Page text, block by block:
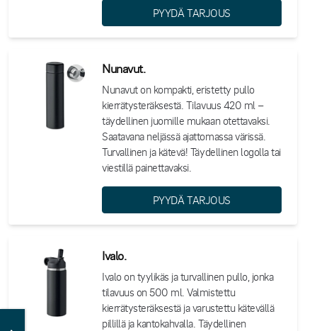
PYYDÄ TARJOUS
Nunavut.
Nunavut on kompakti, eristetty pullo
kierrätysteräksestä. Tilavuus 420 ml –
täydellinen juomille mukaan otettavaksi.
Saatavana neljässä ajattomassa värissä.
Turvallinen ja kätevä! Täydellinen logolla tai
viestillä painettavaksi.
PYYDÄ TARJOUS
Ivalo.
Ivalo on tyylikäs ja turvallinen pullo, jonka
tilavuus on 500 ml. Valmistettu
kierrätysteräksestä ja varustettu kätevällä
pillillä ja kantokahvalla. Täydellinen